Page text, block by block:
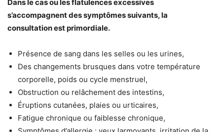
Dans le cas ou les flatulences excessives
s’accompagnent des symptômes suivants, la
consultation est primordiale.
Présence de sang dans les selles ou les urines,
Des changements brusques dans votre température
corporelle, poids ou cycle menstruel,
Obstruction ou relâchement des intestins,
Éruptions cutanées, plaies ou urticaires,
Fatigue chronique ou faiblesse chronique,